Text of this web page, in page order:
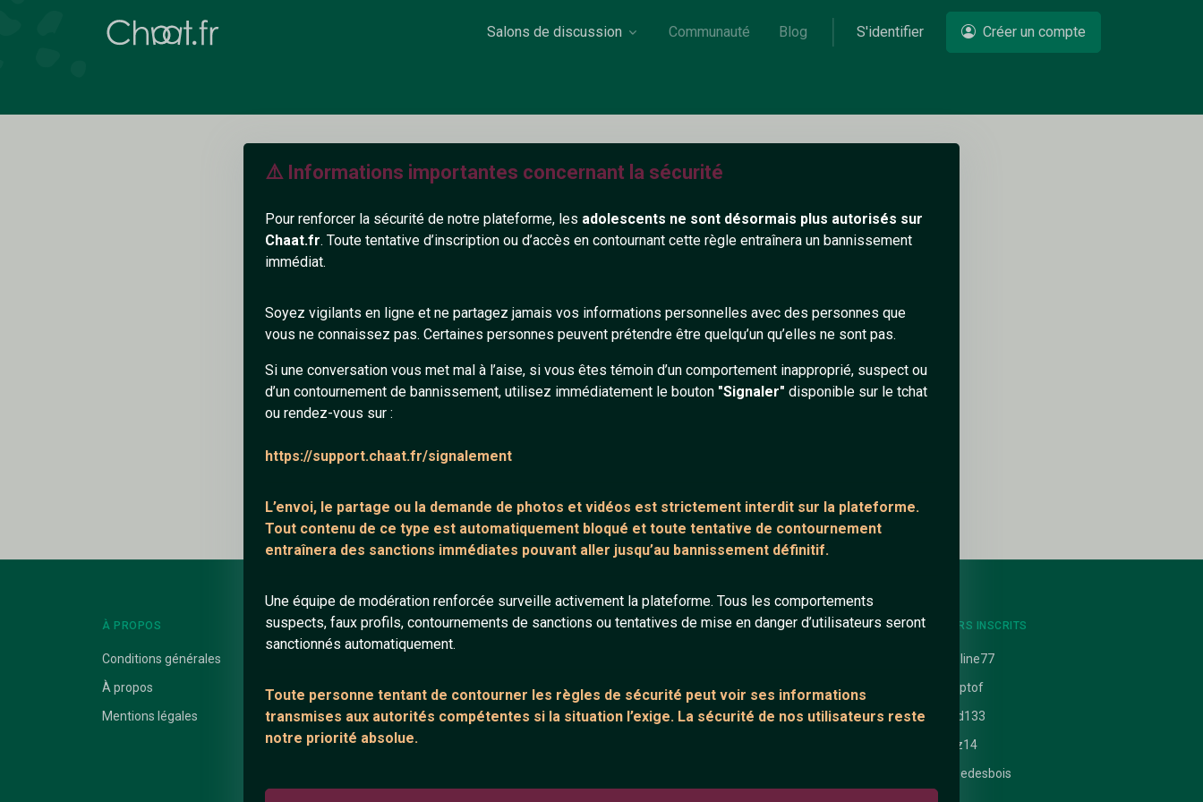
⚠️ Informations importantes concernant la sécurité
Pour renforcer la sécurité de notre plateforme, les adolescents ne sont désormais plus autorisés sur
Chaat.fr. Toute tentative d’inscription ou d’accès en contournant cette règle entraînera un bannissement
immédiat.
Soyez vigilants en ligne et ne partagez jamais vos informations personnelles avec des personnes que
vous ne connaissez pas. Certaines personnes peuvent prétendre être quelqu’un qu’elles ne sont pas.
Si une conversation vous met mal à l’aise, si vous êtes témoin d’un comportement inapproprié, suspect ou
d’un contournement de bannissement, utilisez immédiatement le bouton "Signaler" disponible sur le tchat
ou rendez-vous sur :
https://support.chaat.fr/signalement
L’envoi, le partage ou la demande de photos et vidéos est strictement interdit sur la plateforme.
Tout contenu de ce type est automatiquement bloqué et toute tentative de contournement
entraînera des sanctions immédiates pouvant aller jusqu’au bannissement définitif.
Une équipe de modération renforcée surveille activement la plateforme. Tous les comportements
suspects, faux profils, contournements de sanctions ou tentatives de mise en danger d’utilisateurs seront
sanctionnés automatiquement.
Toute personne tentant de contourner les règles de sécurité peut voir ses informations
transmises aux autorités compétentes si la situation l’exige. La sécurité de nos utilisateurs reste
notre priorité absolue.
Salons de discussion Communauté Blog S'identifier Créer un compte
DansLeSuuuud
36 ans SUD
Ajouter un commentaire (0)
À PROPOS
Conditions générales
À propos
Mentions légales
LIENS UTILES
Salons de discussion
Communauté
ANNEXE
Support IRC
ARTICLES RÉCENTS
Chat en ligne
Témoignage de nathanaelle
DERNIERS INSCRITS
Caroline77
tiptaptof
Walid133
Dzdz14
Fraisedesbois